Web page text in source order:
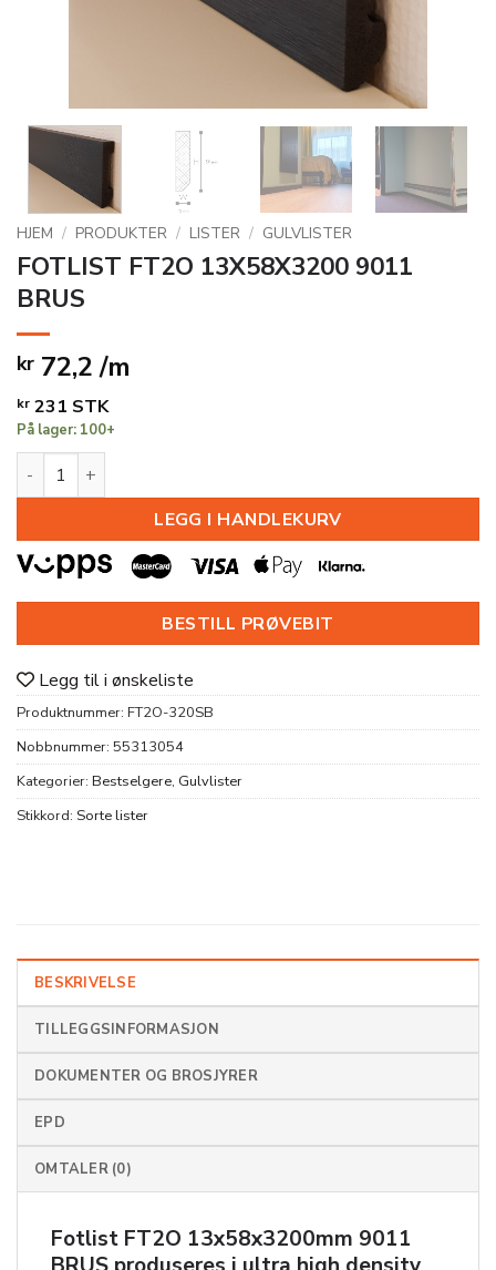
HJEM / PRODUKTER / LISTER / GULVLISTER
FOTLIST FT2O 13X58X3200 9011
BRUS
kr 72,2 /m
kr 231 STK
På lager: 100+
FOTLIST FT2O 13X58X3200 9011 BRUS antall
LEGG I HANDLEKURV
BESTILL PRØVEBIT
Legg til i ønskeliste
Produktnummer: FT2O-320SB
Nobbnummer: 55313054
Kategorier: Bestselgere, Gulvlister
Stikkord: Sorte lister
BESKRIVELSE
TILLEGGSINFORMASJON
DOKUMENTER OG BROSJYRER
EPD
OMTALER (0)
Fotlist FT2O 13x58x3200mm 9011